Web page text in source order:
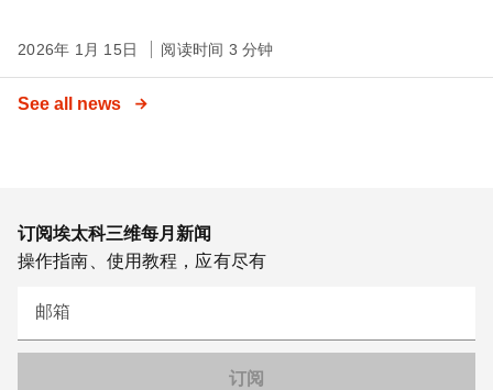
2026年 1月 15日 阅读时间 3 分钟
See all news
订阅埃太科三维每月新闻
操作指南、使用教程，应有尽有
邮箱